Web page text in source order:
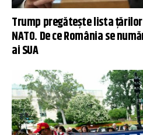
Trump pregătește lista
NATO. De ce România se
ai SUA